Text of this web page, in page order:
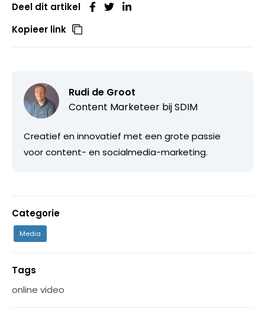
Deel dit artikel
Kopieer link
Rudi de Groot
Content Marketeer bijSDIM
Creatief en innovatief met een grote passie
voor content- en socialmedia-marketing.
Categorie
Media
Tags
online video